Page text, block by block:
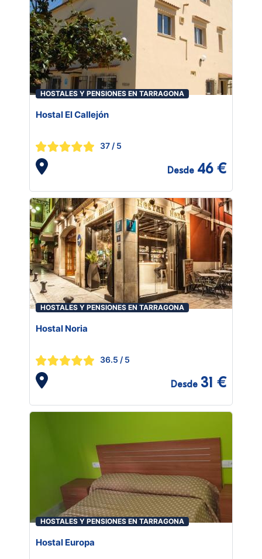
HOSTALES Y PENSIONES EN TARRAGONA
Hostal El Callejón
37 / 5
Desde 46 €
HOSTALES Y PENSIONES EN TARRAGONA
Hostal Noria
36.5 / 5
Desde 31 €
HOSTALES Y PENSIONES EN TARRAGONA
Hostal Europa